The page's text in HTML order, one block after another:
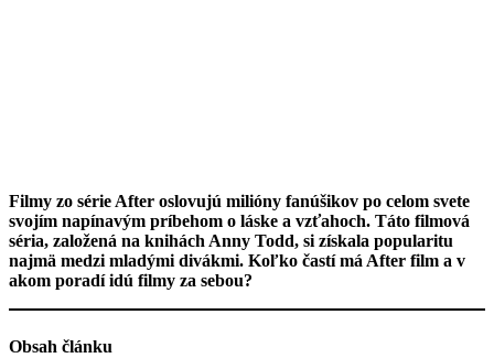
Filmy zo série After oslovujú milióny fanúšikov po celom svete
svojím napínavým príbehom o láske a vzťahoch. Táto filmová
séria, založená na knihách Anny Todd, si získala popularitu
najmä medzi mladými divákmi. Koľko častí má After film a v
akom poradí idú filmy za sebou?
Obsah článku